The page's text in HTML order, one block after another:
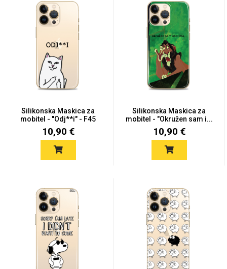
Silikonska Maskica za
mobitel - "Odj**i" - F45
10,90 €
Silikonska Maskica za
mobitel - "Okružen sam i...
10,90 €
motivi
MarbleMania
Gaming motivi
Sportski motivi Obiteljski motivi